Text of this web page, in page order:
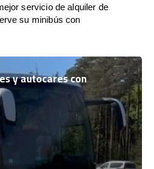
servicio de alquiler de
su minibús con
y autocares con